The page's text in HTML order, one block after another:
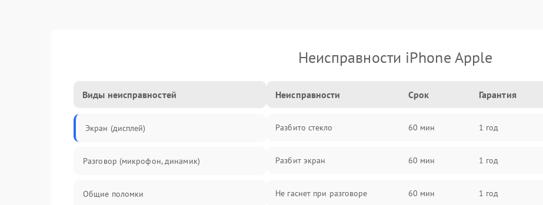
Неисправности iPhone Apple
Виды неисправностей
Экран (дисплей)
Разговор (микрофон, динамик)
Общие поломки
Неисправности Срок Гарантия
Разбито стекло 60 мин 1 год
Разбит экран 60 мин 1 год
Не гаснет при разговоре 60 мин 1 год